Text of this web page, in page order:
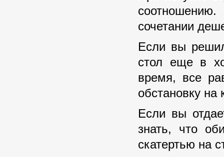
сочетании
Если вы
стол еще в
время, все
обстановку на
Если вы
знать, что
скатертью на